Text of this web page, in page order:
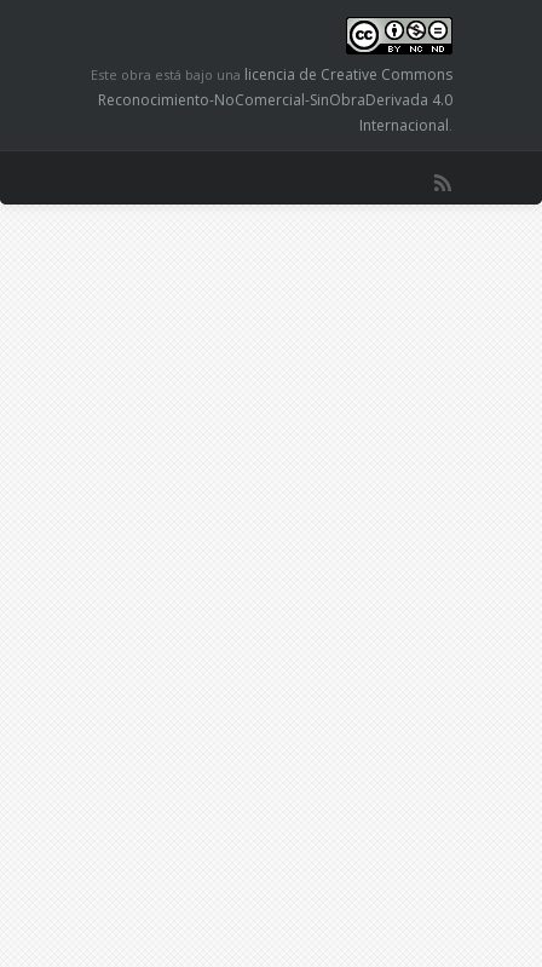
Este obra está bajo una licencia de Creative Commons
Reconocimiento-NoComercial-SinObraDerivada 4.0
Internacional